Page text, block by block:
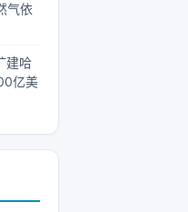
气依
建哈
亿美